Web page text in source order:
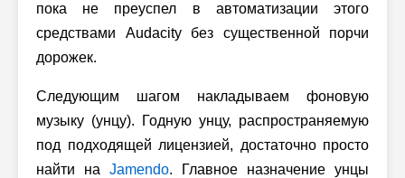
пока не преуспел в автоматизации этого
средствами Audacity без существенной порчи
дорожек.
Следующим шагом накладываем фоновую
музыку (унцу). Годную унцу, распространяемую
под подходящей лицензией, достаточно просто
найти на Jamendo. Главное назначение унцы